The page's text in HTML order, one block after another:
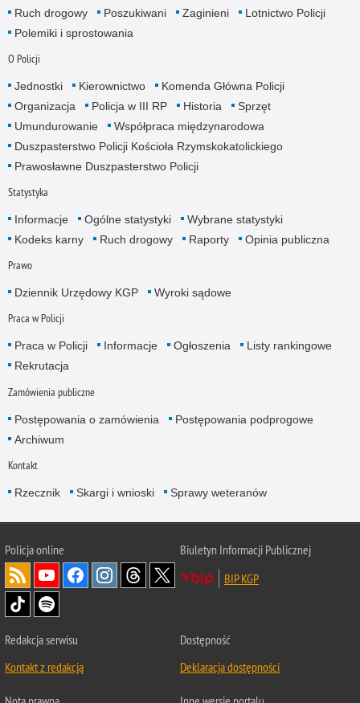
Ruch drogowy
Poszukiwani Zaginieni
Lotnictwo Policji
Polemiki i sprostowania
O Policji
Jednostki Kierownictwo
Komenda Główna Policji
Organizacja
Policja w III RP Historia
Sprzęt
Umundurowanie
Współpraca międzynarodowa
Duszpasterstwo Policji Kościoła Rzymskokatolickiego
Prawosławne Duszpasterstwo Policji
Statystyka
Informacje Ogólne statystyki
Wybrane statystyki
Kodeks karny
Ruch drogowy Raporty Opinia publiczna
Prawo
Dziennik Urzędowy KGP Wyroki sądowe
Praca w Policji
Praca w Policji Informacje Ogłoszenia
Listy rankingowe
Rekrutacja
Zamówienia publiczne
Postępowania o zamówienia
Postępowania podprogowe
Archiwum
Kontakt
Rzecznik Skargi i wnioski Sprawy weteranów
Policjaonline
Biuletyn Informacji Publicznej
BIP KGP
Redakcja serwisu
Kontakt z redakcją
Dostępność
Deklaracja dostępności